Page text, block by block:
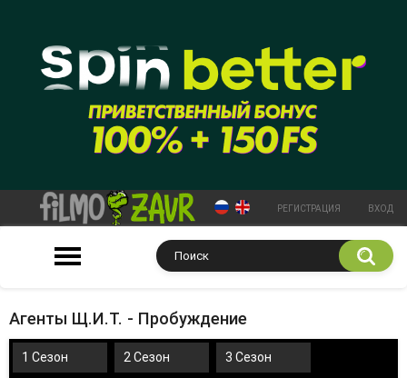
РЕГИСТРАЦИЯ ВХОД
Агенты Щ.И.Т. - Пробуждение
1 Сезон 2 Сезон 3 Сезон